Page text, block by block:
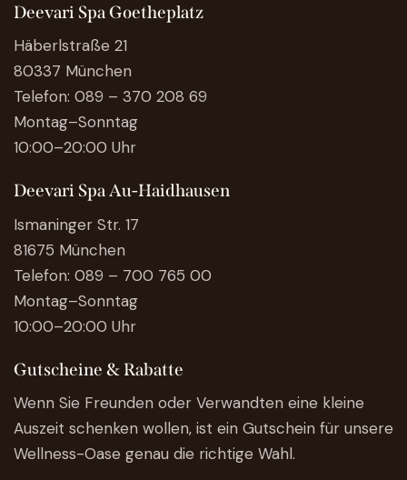
Deevari Spa Goetheplatz
Häberlstraße 21
80337 München
Telefon: 089 – 370 208 69
Montag–Sonntag
10:00–20:00 Uhr
Deevari Spa Au-Haidhausen
Ismaninger Str. 17
81675 München
Telefon: 089 – 700 765 00
Montag–Sonntag
10:00–20:00 Uhr
Gutscheine & Rabatte
Wenn Sie Freunden oder Verwandten eine kleine
Auszeit schenken wollen, ist ein Gutschein für unsere
Wellness-Oase genau die richtige Wahl.